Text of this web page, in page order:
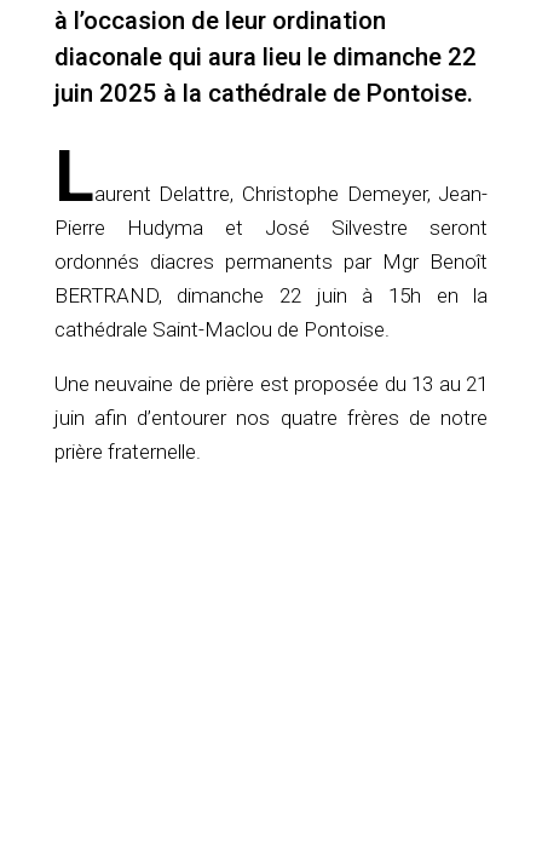
à l’occasion de leur ordination
diaconale qui aura lieu le dimanche 22
juin 2025 à la cathédrale de Pontoise.
Laurent Delattre, Christophe Demeyer, Jean-
Pierre Hudyma et José Silvestre seront
ordonnés diacres permanents par Mgr Benoît
BERTRAND, dimanche 22 juin à 15h en la
cathédrale Saint-Maclou de Pontoise.
Une neuvaine de prière est proposée du 13 au 21
juin afin d’entourer nos quatre frères de notre
prière fraternelle.